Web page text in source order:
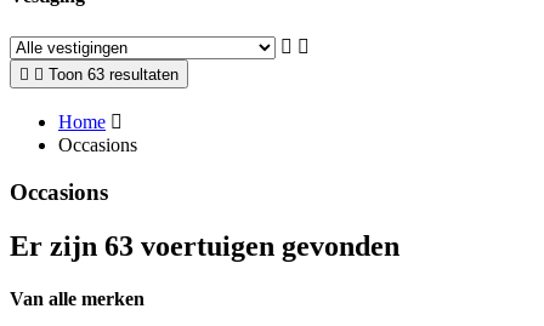
Toon 63 resultaten
Home
Occasions
Occasions
Er zijn 63 voertuigen gevonden
Van alle merken